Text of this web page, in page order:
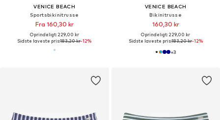
VENICE BEACH
Sportsbikinitrusse
Fra 160,30 kr
Oprindeligt: 229,00 kr
Sidste laveste pris:183,20 kr-12%
VENICE BEACH
Bikinitrusse
160,30 kr
Oprindeligt: 229,00 kr
Sidste laveste pris:183,20 kr-12%
+3